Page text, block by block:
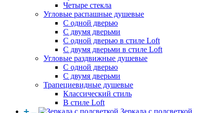
Четыре стекла
Угловые распашные душевые
С одной дверью
С двумя дверьми
С одной дверью в стиле Loft
С двумя дверьми в стиле Loft
Угловые раздвижные душевые
С одной дверью
С двумя дверьми
Трапециевидные душевые
Классический стиль
В стиле Loft
Зеркала с подсветкой